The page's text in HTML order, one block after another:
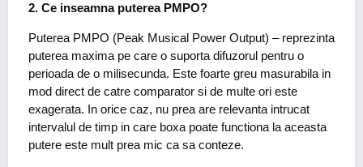
2. Ce inseamna puterea PMPO?
Puterea PMPO (Peak Musical Power Output) – reprezinta
puterea maxima pe care o suporta difuzorul pentru o
perioada de o milisecunda. Este foarte greu masurabila in
mod direct de catre comparator si de multe ori este
exagerata. In orice caz, nu prea are relevanta intrucat
intervalul de timp in care boxa poate functiona la aceasta
putere este mult prea mic ca sa conteze.